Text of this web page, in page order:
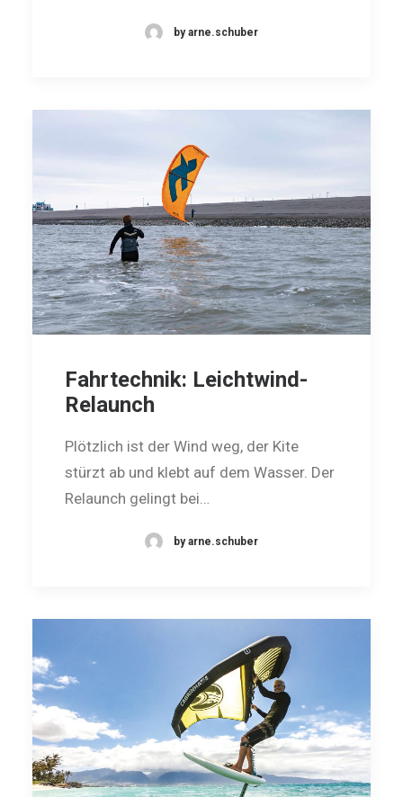
by arne.schuber
Fahrtechnik: Leichtwind-
Relaunch
Plötzlich ist der Wind weg, der Kite
stürzt ab und klebt auf dem Wasser. Der
Relaunch gelingt bei…
by arne.schuber